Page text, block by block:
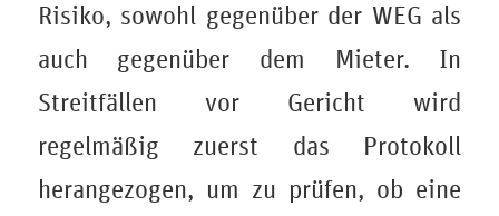
Risiko, sowohl gegenüber der WEG als
auch gegenüber dem Mieter. In
Streitfällen vor Gericht wird
regelmäßig zuerst das Protokoll
herangezogen, um zu prüfen, ob eine